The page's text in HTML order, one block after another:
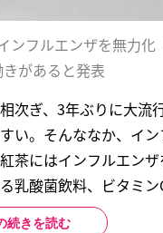
ンフルエンザを無力化
があると発表
次ぎ、3年ぶりに大流
い。そんななか、イ
茶にはインフルエン
乳酸菌飲料、ビタミ
続きを読む